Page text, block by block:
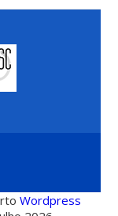
Wordpress